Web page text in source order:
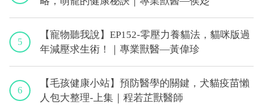
5
【寵物聽我說】EP152-零壓力養貓法，貓咪版過
年減壓求生術！｜專業獸醫—黃偉珍
6
【毛孩健康小站】預防醫學的關鍵，犬貓疫苗懶
人包大整理-上集｜程若芷獸醫師